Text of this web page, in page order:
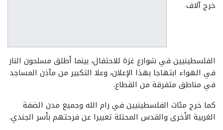
خرج آلاف
الفلسطينيين في شوارع غزة للاحتفال، بينما أطلق مسلحون النار
في الهواء ابتهاجا بهذا الإعلان، وعلا التكبير من مآذن المساجد
في مناطق متفرقة من القطاع.
كما خرج مئات الفلسطينيين في رام الله وجميع مدن الضفة
الغربية الأخرى والقدس المحتلة تعبيرا عن فرحتهم بأسر الجندي.